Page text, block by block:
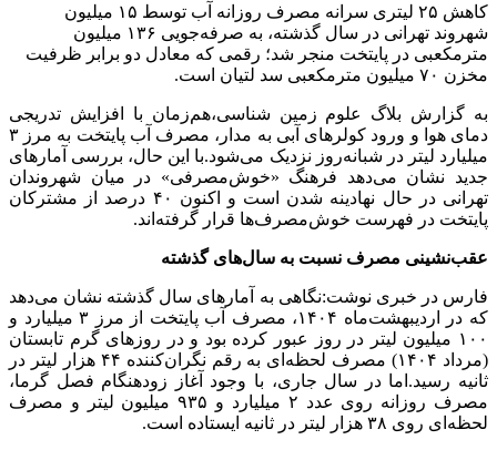
کاهش ۲۵ لیتری سرانه مصرف روزانه آب توسط ۱۵ میلیون
شهروند تهرانی در سال گذشته، به صرفه‌جویی ۱۳۶ میلیون
مترمکعبی در پایتخت منجر شد؛ رقمی که معادل دو برابر ظرفیت
مخزن ۷۰ میلیون مترمکعبی سد لتیان است.
به گزارش بلاگ علوم زمین شناسی،هم‌زمان با افزایش تدریجی
دمای هوا و ورود کولرهای آبی به مدار، مصرف آب پایتخت به مرز ۳
میلیارد لیتر در شبانه‌روز نزدیک می‌شود.با این حال، بررسی آمارهای
جدید نشان می‌دهد فرهنگ «خوش‌مصرفی» در میان شهروندان
تهرانی در حال نهادینه شدن است و اکنون ۴۰ درصد از مشترکان
پایتخت در فهرست خوش‌مصرف‌ها قرار گرفته‌اند.
عقب‌نشینی مصرف نسبت به سال‌های گذشته
فارس در خبری نوشت:نگاهی به آمارهای سال گذشته نشان می‌دهد
که در اردیبهشت‌ماه ۱۴۰۴، مصرف آب پایتخت از مرز ۳ میلیارد و
۱۰۰ میلیون لیتر در روز عبور کرده بود و در روزهای گرم تابستان
(مرداد ۱۴۰۴) مصرف لحظه‌ای به رقم نگران‌کننده ۴۴ هزار لیتر در
ثانیه رسید.اما در سال جاری، با وجود آغاز زودهنگام فصل گرما،
مصرف روزانه روی عدد ۲ میلیارد و ۹۳۵ میلیون لیتر و مصرف
لحظه‌ای روی ۳۸ هزار لیتر در ثانیه ایستاده است.